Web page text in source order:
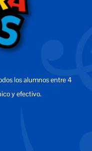
los alumnos entre 4
y efectivo.